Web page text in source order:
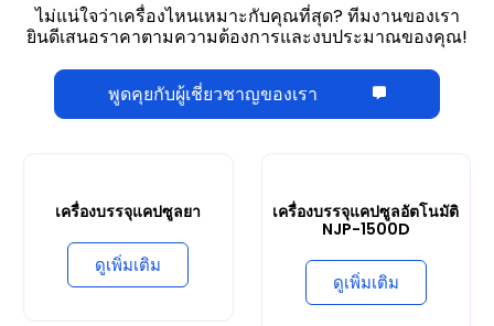
ไม่แน่ใจว่าเครื่องไหนเหมาะกับคุณที่สุด? ทีมงานของเรา
ยินดีเสนอราคาตามความต้องการและงบประมาณของคุณ!
พูดคุยกับผู้เชี่ยวชาญของเรา
เครื่องบรรจุแคปซูลยา
ดูเพิ่มเติม
เครื่องบรรจุแคปซูลอัตโนมัติ
NJP-1500D
ดูเพิ่มเติม